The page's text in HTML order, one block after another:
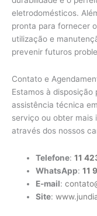
eletrodomésticos.
pronta para fornecer
utilização e
prevenir futuros
Contato e
Estamos à disposição
assistência técnica
serviço ou obter
através dos nossos
Telefone:11
WhatsApp:11
E-mail:
Site: